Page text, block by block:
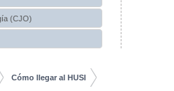
(CJO)
Cómo llegar al HUSI